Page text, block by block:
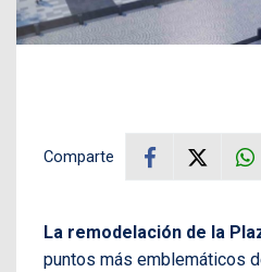
Comparte
La remodelación de la
puntos más emblemáticos